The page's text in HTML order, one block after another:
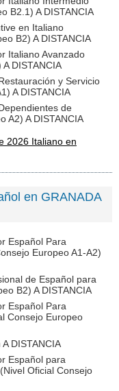
B2.1) A DISTANCIA
en Italiano
B2) A DISTANCIA
Italiano Avanzado
DISTANCIA
y Servicio
A DISTANCIA
de
A2) A DISTANCIA
2026 Italiano en
en GRANADA
Español Para
Europeo A1-A2)
de Español para
B2) A DISTANCIA
Español Para
Consejo Europeo
DISTANCIA
Español para
Oficial Consejo